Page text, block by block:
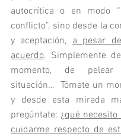
autocrítica o en modo
conflicto”, sino desde la
y aceptación, a pesar
acuerdo. Simplemente
momento, de
situación…  Tómate un
y desde esta mirada
pregúntate: ¿qué necesito
cuidarme respecto de